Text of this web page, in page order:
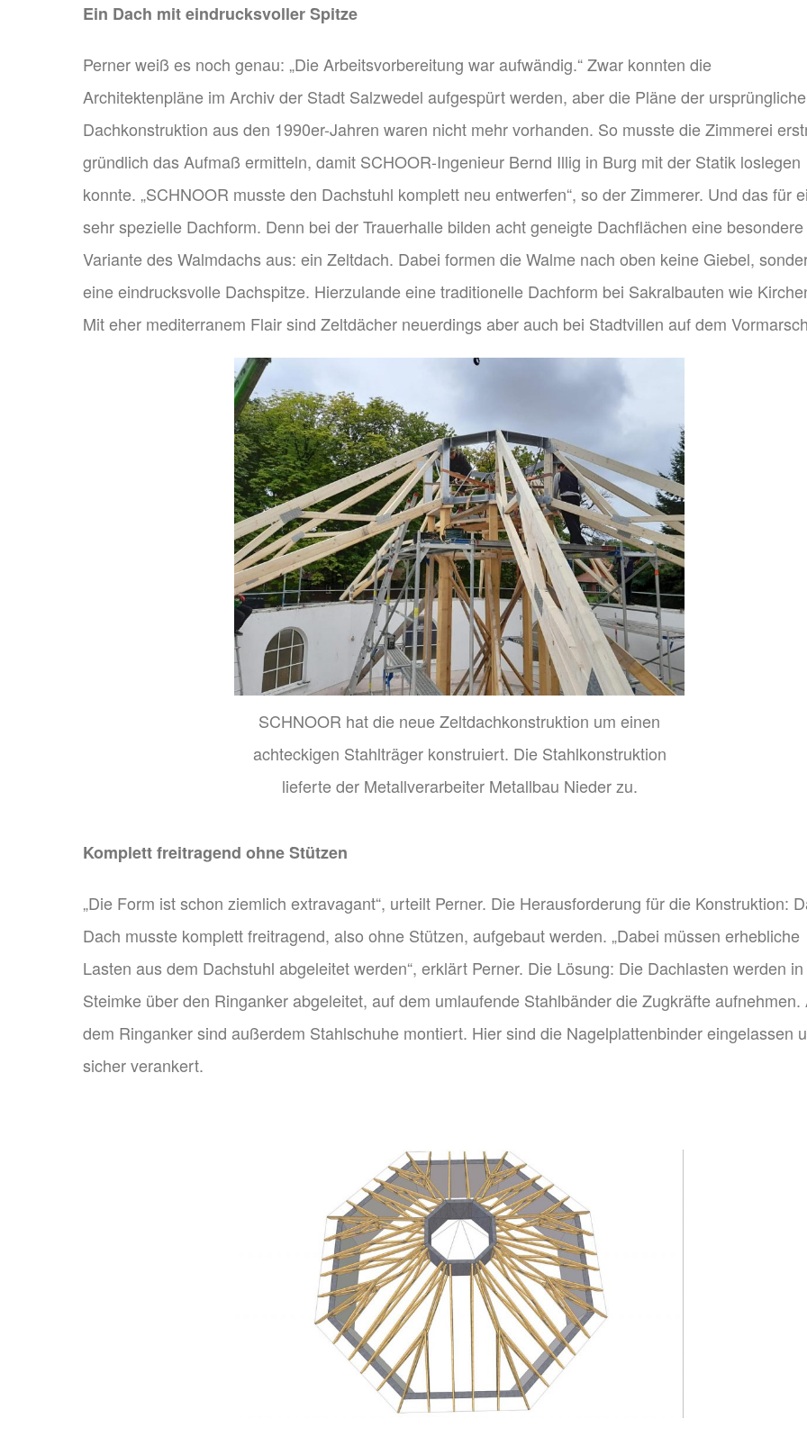
Ein Dach mit eindrucksvoller Spitze
Perner weiß es noch genau: „Die Arbeitsvorbereitung war aufwändig.“ Zwar konnten die
Architektenpläne im Archiv der Stadt Salzwedel aufgespürt werden, aber die Pläne der
Dachkonstruktion aus den 1990er-Jahren waren nicht mehr vorhanden. So musste die Zimmerei
gründlich das Aufmaß ermitteln, damit SCHOOR-Ingenieur Bernd Illig in Burg mit der Statik loslegen
konnte. „SCHNOOR musste den Dachstuhl komplett neu entwerfen“, so der Zimmerer. Und das für
sehr spezielle Dachform. Denn bei der Trauerhalle bilden acht geneigte Dachflächen eine besondere
Variante des Walmdachs aus: ein Zeltdach. Dabei formen die Walme nach oben keine Giebel,
eine eindrucksvolle Dachspitze. Hierzulande eine traditionelle Dachform bei Sakralbauten wie
Mit eher mediterranem Flair sind Zeltdächer neuerdings aber auch bei Stadtvillen auf dem
SCHNOOR hat die neue Zeltdachkonstruktion um einen
achteckigen Stahlträger konstruiert. Die Stahlkonstruktion
lieferte der Metallverarbeiter Metallbau Nieder zu.
Komplett freitragend ohne Stützen
„Die Form ist schon ziemlich extravagant“, urteilt Perner. Die Herausforderung für die Konstruktion:
Dach musste komplett freitragend, also ohne Stützen, aufgebaut werden. „Dabei müssen erhebliche
Lasten aus dem Dachstuhl abgeleitet werden“, erklärt Perner. Die Lösung: Die Dachlasten werden in
Steimke über den Ringanker abgeleitet, auf dem umlaufende Stahlbänder die Zugkräfte aufnehmen.
dem Ringanker sind außerdem Stahlschuhe montiert. Hier sind die Nagelplattenbinder eingelassen
sicher verankert.